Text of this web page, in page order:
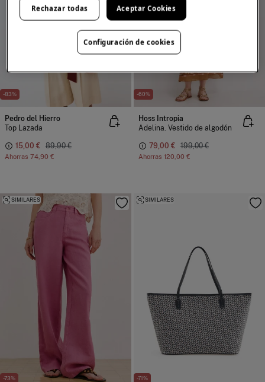
-83%
Pedro del Hierro
Top Lazada
15,00 € 89,90 €
Ahorras 74,90 €
-60%
Hoss Intropia
Adelina. Vestido de algodón
79,00 € 199,00 €
Ahorras 120,00 €
-73%
SIMILARES
-71%
SIMILARES
Rechazar todas Aceptar Cookies
Configuración de cookies